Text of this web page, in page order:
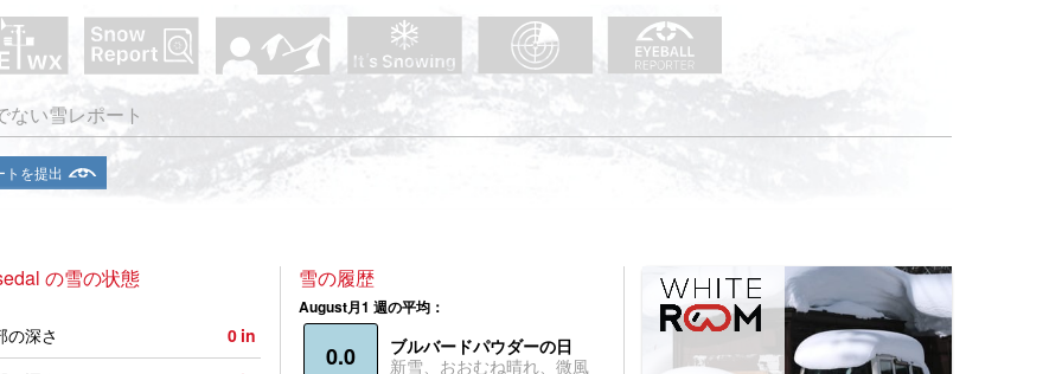
ない雪レポート
トを提出
の雪の状態
の深さ 0 in
雪の履歴
August月1 週の平均：
0.0
ブルバードパウダーの日
新雪、おおむね晴れ、微風